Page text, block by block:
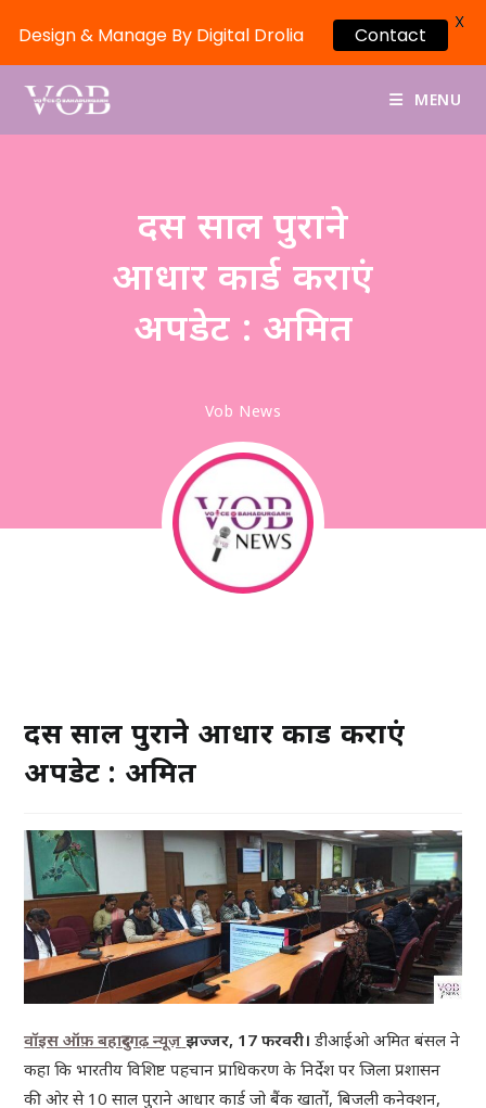
MENU
दस साल पुराने
आधार कार्ड कराएं
अपडेट : अमित
Vob News
दस साल पुराने आधार कार्ड कराएं
अपडेट : अमित
वॉइस ऑफ़ बहादुरगढ़ न्यूज़ झज्जर, 17 फरवरी। डीआईओ अमित बंसल ने
कहा कि भारतीय विशिष्ट पहचान प्राधिकरण के निर्देश पर जिला प्रशासन
की ओर से 10 साल पुराने आधार कार्ड जो बैंक खातोंं, बिजली कनेक्शन,
Design & Manage By Digital Drolia Contact
X